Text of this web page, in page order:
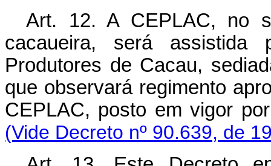
Art. 12. A CEPLAC, no
cacaueira, será assistida
Produtores de Cacau,
que observará regimento
CEPLAC, posto em vigor
(Vide Decreto nº 90.639, de